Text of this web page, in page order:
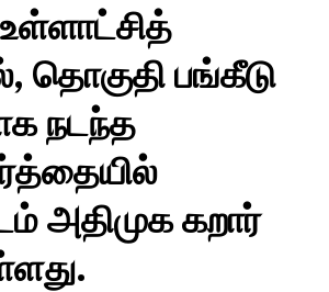
உள்ளாட்சித்
தொகுதி பங்கீடு
நடந்த
அதிமுக கறார்